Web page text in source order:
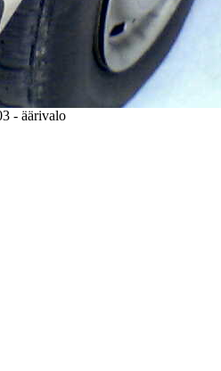
- äärivalo